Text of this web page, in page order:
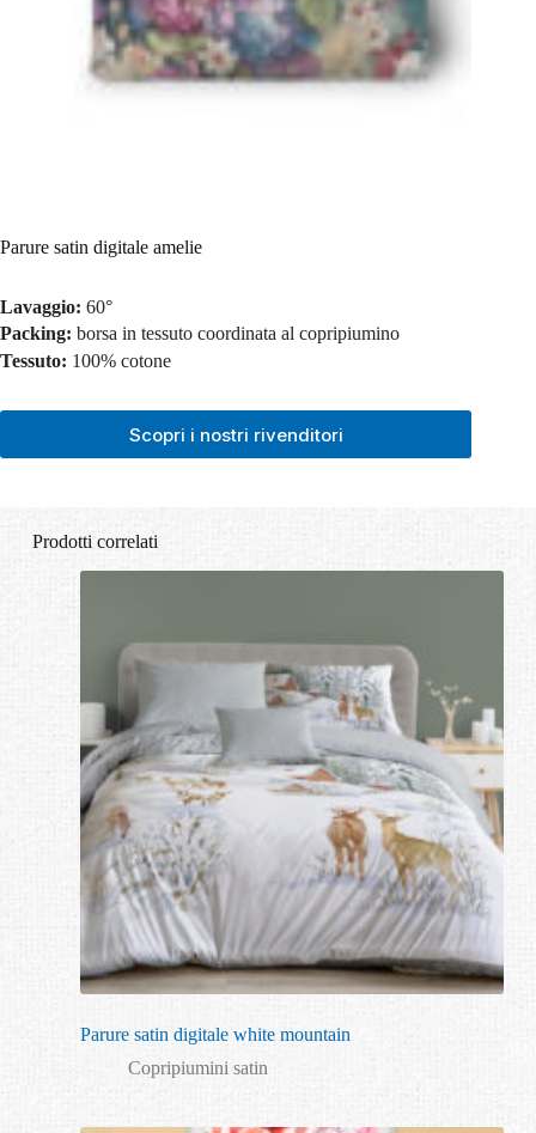
Parure satin digitale amelie
Lavaggio: 60°
Packing: borsa in tessuto coordinata al copripiumino
Tessuto: 100% cotone
Scopri i nostri rivenditori
Prodotti correlati
Parure satin digitale white mountain
Copripiumini satin